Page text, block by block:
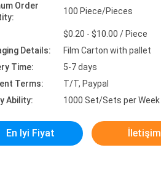
Order
100 Piece/Pieces
$0.20 - $10.00 / Piece
Details:
Film Carton with pallet
Time:
5-7 days
Terms:
T/T, Paypal
Ability:
1000 Set/Sets per Week
En Iyi Fiyat İletişim